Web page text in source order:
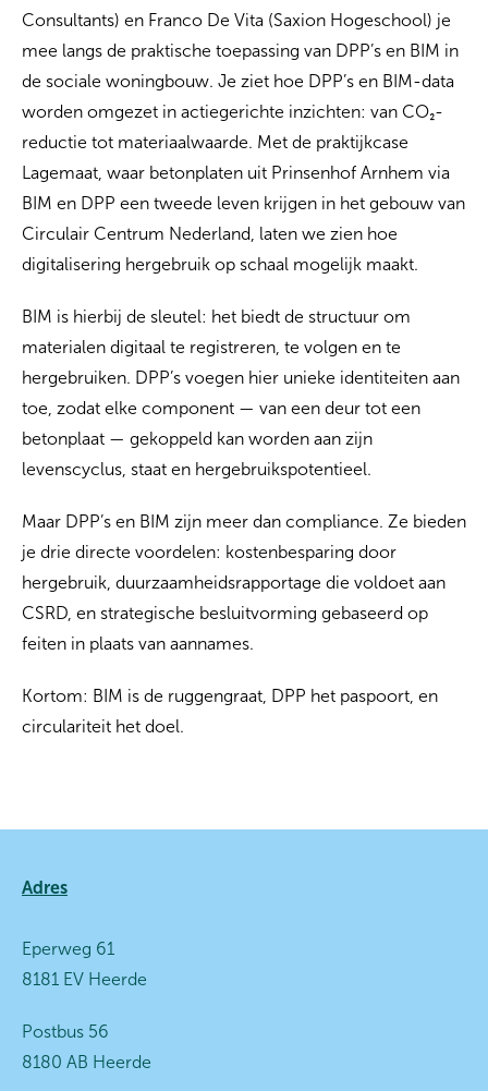
Consultants) en Franco De Vita (Saxion Hogeschool) je
mee langs de praktische toepassing van DPP’s en BIM in
de sociale woningbouw. Je ziet hoe DPP’s en BIM-data
worden omgezet in actiegerichte inzichten: van CO₂-
reductie tot materiaalwaarde. Met de praktijkcase
Lagemaat, waar betonplaten uit Prinsenhof Arnhem via
BIM en DPP een tweede leven krijgen in het gebouw van
Circulair Centrum Nederland, laten we zien hoe
digitalisering hergebruik op schaal mogelijk maakt.
BIM is hierbij de sleutel: het biedt de structuur om
materialen digitaal te registreren, te volgen en te
hergebruiken. DPP’s voegen hier unieke identiteiten aan
toe, zodat elke component — van een deur tot een
betonplaat — gekoppeld kan worden aan zijn
levenscyclus, staat en hergebruikspotentieel.
Maar DPP’s en BIM zijn meer dan compliance. Ze bieden
je drie directe voordelen: kostenbesparing door
hergebruik, duurzaamheidsrapportage die voldoet aan
CSRD, en strategische besluitvorming gebaseerd op
feiten in plaats van aannames.
Kortom: BIM is de ruggengraat, DPP het paspoort, en
circulariteit het doel.
Contactinformatie
Adres
Eperweg 61
8181 EV Heerde
Postbus 56
8180 AB Heerde